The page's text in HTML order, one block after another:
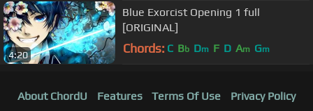
4:20
Blue Exorcist Opening 1 full
[ORIGINAL]
Chords: C Bb Dm F D Am Gm
About ChordU Features Terms Of Use
Privacy Policy